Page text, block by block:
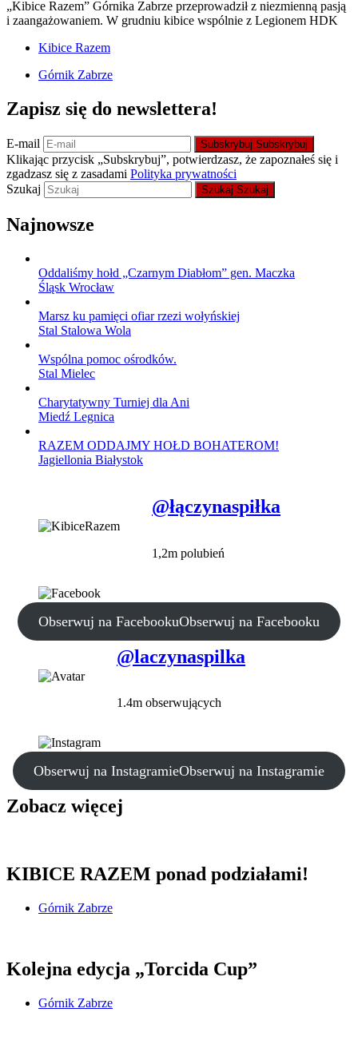
„Kibice Razem” Górnika Zabrze przeprowadził z niezmienną pasją
i zaangażowaniem. W grudniu kibice wspólnie z Legionem HDK
Kibice Razem
Górnik Zabrze
Zapisz się do newslettera!
E-mail Subskrybuj Subskrybuj
Klikając przycisk „Subskrybuj”, potwierdzasz, że zapoznałeś się i
zgadzasz się z zasadami Polityka prywatności
Szukaj
Szukaj Szukaj
Najnowsze
Oddaliśmy hołd „Czarnym Diabłom” gen. Maczka
Śląsk Wrocław
Marsz ku pamięci ofiar rzezi wołyńskiej
Stal Stalowa Wola
Wspólna pomoc ośrodków.
Stal Mielec
Charytatywny Turniej dla Ani
Miedź Legnica
RAZEM ODDAJMY HOŁD BOHATEROM!
Jagiellonia Białystok
@łączynaspiłka
1,2m polubień
Obserwuj na FacebookuObserwuj na Facebooku
@laczynaspilka
1.4m obserwujących
Obserwuj na InstagramieObserwuj na Instagramie
Zobacz więcej
KIBICE RAZEM ponad podziałami!
Górnik Zabrze
Kolejna edycja „Torcida Cup”
Górnik Zabrze